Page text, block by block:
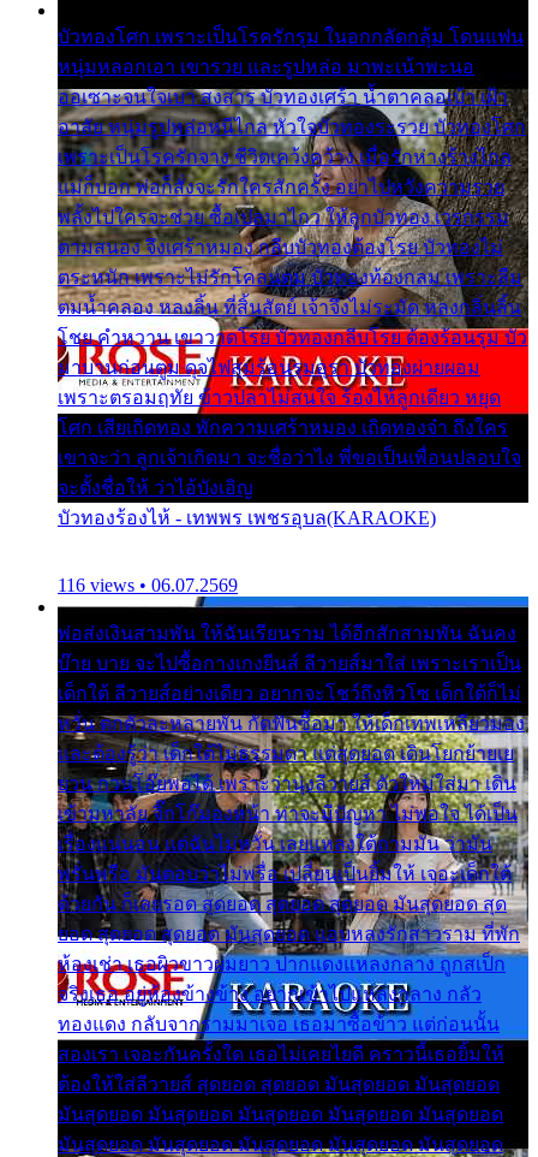
บัวทองโศก เพราะเป็นโรครักรุม ในอกกลัดกลุ้ม โดนแฟน
หนุ่มหลอกเอา เขารวย และรูปหล่อ มาพะเน้าพะนอ
ออเซาะจนใจเบา สงสาร บัวทองเศร้า น้ำตาคลอเบ้า เฝ้า
อาลัย หนุ่มรูปหล่อหนีไกล หัวใจบัวทองระรวย บัวทองโศก
เพราะเป็นโรครักจาง ชีวิตเคว้งคว้าง เมื่อรักห่างร้างไกล
แม่ก็บอก พ่อก็สั่งจะรักใครสักครั้ง อย่าไปหวังความรวย
พลั้งไปใครจะช่วย ซื้อเปลมาไกว ให้ลูกบัวทอง เวรกรรม
ตามสนอง จึงเศร้าหมอง กลีบบัวทองต้องโรย บัวทองไม่
ตระหนัก เพราะไม่รักโคลนตม บัวทองท้องกลม เพราะลืม
ตมน้ำคลอง หลงลิ้น ที่สิ้นสัตย์ เจ้าจึงไม่ระมัด หลงกลิ่นลิ้น
โชย คำหวาน เขาวาดโรย บัวทองกลีบโรย ต้องร้อนรุม บัว
มาบานก่อนตูม ดุจไฟสุมร้อนรุมอุรา บัวทองผ่ายผอม
เพราะตรอมฤทัย ข้าวปลาไม่สนใจ ร้องไห้ลูกเดียว หยุด
โศก เสียเถิดทอง พักความเศร้าหมอง เถิดทองจ๋า ถึงใคร
เขาจะว่า ลูกเจ้าเกิดมา จะชื่อว่าไง พี่ขอเป็นเพื่อนปลอบใจ
จะตั้งชื่อให้ ว่าไอ้บังเอิญ
บัวทองร้องไห้ - เทพพร เพชรอุบล(KARAOKE)
116 views • 06.07.2569
พ่อส่งเงินสามพัน ให้ฉันเรียนราม ได้อีกสักสามพัน ฉันคง
บ๊าย บาย จะไปซื้อกางเกงยีนส์ ลีวายส์มาใส่ เพราะเราเป็น
เด็กใต้ ลีวายส์อย่างเดียว อยากจะโชว์ถึงหิวโซ เด็กใต้ก็ไม่
หวั่น ตกตัวละหลายพัน กัดฟันซื้อมา ให้เด็กเทพเหลียวมอง
และต้องรู้ว่า เด็กใต้ไม่ธรรมดา แต่สุดยอด เดินโยกย้ายเย
ยวน กวนโอ๊ยพอได้ เพราะว่านุ่งลีวายส์ ตัวใหม่ใส่มา เดิน
เข้ามหาลัย จิ๊กโก๊มองหน้า ท่าจะมีปัญหา ไม่พอใจ ได้เป็น
เรื่องแน่นอน แต่ฉันไม่หวั่น เลยแหลงใต้ถามมัน ว่ามัน
พรั่นพรือ มันตอบว่าไม่พรื่อ เปลี่ยนเป็นยิ้มให้ เจอะเด็กใต้
ด้วยกัน ก็เลยรอด สุดยอด สุดยอด สุดยอด มันสุดยอด สุด
ยอด สุดยอด สุดยอด มันสุดยอด แอบหลงรักสาวราม ที่พัก
ห้องเช่า เธอผิวขาวผมยาว ปากแดงแหลงกลาง ถูกสเป็ก
จริงเธอ อยู่ห้องข้างข้าง อยากเข้าไปแหลงกลาง กลัว
ทองแดง กลับจากรามมาเจอ เธอมาซื้อข้าว แต่ก่อนนั้น
สองเรา เจอะกันครั้งใด เธอไม่เคยไยดี คราวนี้เธอยิ้มให้
ต้องให้ใส่ลีวายส์ สุดยอด สุดยอด มันสุดยอด มันสุดยอด
มันสุดยอด มันสุดยอด มันสุดยอด มันสุดยอด มันสุดยอด
มันสุดยอด มันสุดยอด มันสุดยอด มันสุดยอด มันสุดยอด